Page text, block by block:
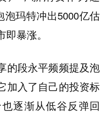
泡玛特冲出5000亿估
暴涨。
的段永平频频提及泡
加入了自己的投资标
逐渐从低谷反弹回